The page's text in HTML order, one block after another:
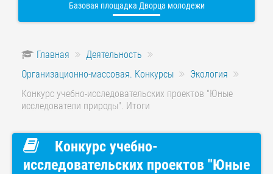
Базовая площадка Дворца молодежи
Главная
Деятельность
Организационно-массовая. Конкурсы
Экология
Конкурс учебно-исследовательских проектов "Юные
исследователи природы". Итоги
Конкурс учебно-
исследовательских проектов "Юные